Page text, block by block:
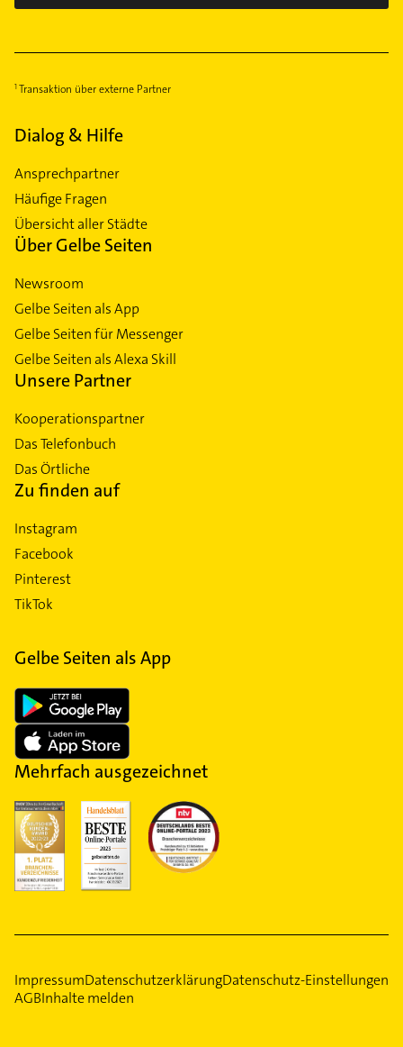
Transaktion über externe Partner
Dialog & Hilfe
Ansprechpartner
Häufige Fragen
Übersicht aller Städte
Über Gelbe Seiten
Newsroom
Gelbe Seiten als App
Gelbe Seiten für Messenger
Gelbe Seiten als Alexa Skill
Unsere Partner
Kooperationspartner
Das Telefonbuch
Das Örtliche
Zu finden auf
Instagram
Facebook
Pinterest
TikTok
Gelbe Seiten als App
Mehrfach ausgezeichnet
ImpressumDatenschutzerklärungDatenschutz-Einstellungen
AGBInhalte melden